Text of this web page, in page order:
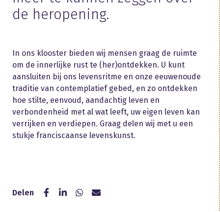
de heropening.
In ons klooster bieden wij mensen graag de ruimte
om de innerlijke rust te (her)ontdekken. U kunt
aansluiten bij ons levensritme en onze eeuwenoude
traditie van contemplatief gebed, en zo ontdekken
hoe stilte, eenvoud, aandachtig leven en
verbondenheid met al wat leeft, uw eigen leven kan
verrijken en verdiepen. Graag delen wij met u een
stukje franciscaanse levenskunst.
Delen